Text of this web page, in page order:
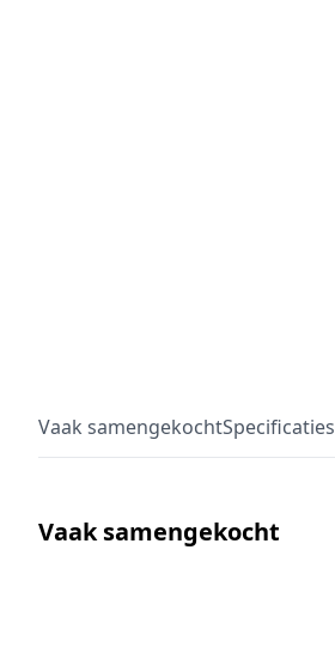
Vaak samengekochtSpecificaties
Vaak samengekocht